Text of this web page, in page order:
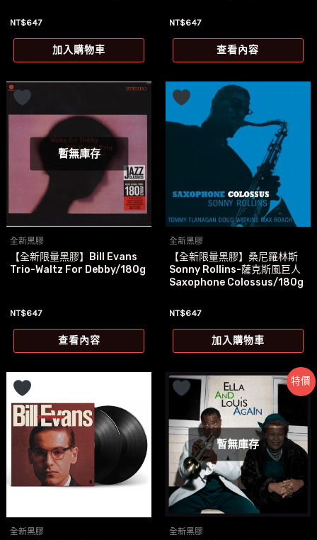
NT$647
加入購物車
NT$647
查看內容
暫無庫存
全新黑膠
【全新限量黑膠】Bill Evans
Trio-Waltz For Debby/180g
NT$647
查看內容
全新黑膠
【全新限量黑膠】桑尼羅林斯
Sonny Rollins-薩克斯風巨人
Saxophone Colossus/180g
NT$647
加入購物車
全新黑膠
特價
暫無庫存
全新黑膠